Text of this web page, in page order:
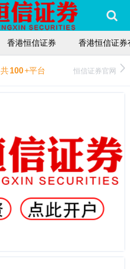
香港恒信证券 香港恒信证券
共100+平台 恒信证券官网